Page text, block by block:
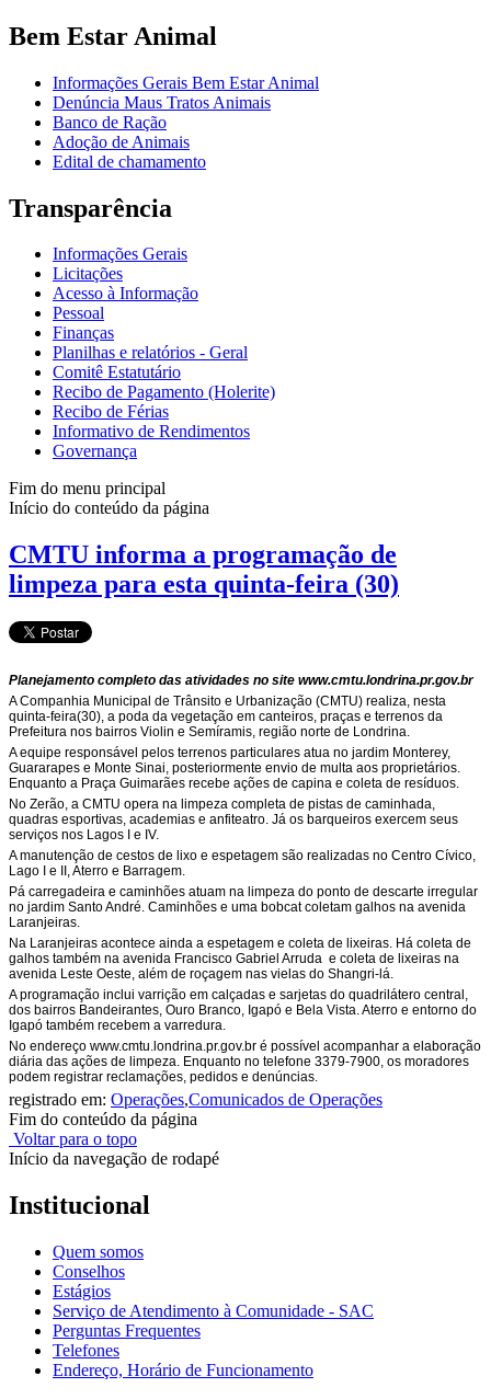
Bem Estar Animal
Informações Gerais Bem Estar Animal
Denúncia Maus Tratos Animais
Banco de Ração
Adoção de Animais
Edital de chamamento
Transparência
Informações Gerais
Licitações
Acesso à Informação
Pessoal
Finanças
Planilhas e relatórios - Geral
Comitê Estatutário
Recibo de Pagamento (Holerite)
Recibo de Férias
Informativo de Rendimentos
Governança
Fim do menu principal
Início do conteúdo da página
CMTU informa a programação de
limpeza para esta quinta-feira (30)
Planejamento completo das atividades no site www.cmtu.londrina.pr.gov.br
A Companhia Municipal de Trânsito e Urbanização (CMTU) realiza, nesta
quinta-feira(30), a poda da vegetação em canteiros, praças e terrenos da
Prefeitura nos bairros Violin e Semíramis, região norte de Londrina.
A equipe responsável pelos terrenos particulares atua no jardim Monterey,
Guararapes e Monte Sinai, posteriormente envio de multa aos proprietários.
Enquanto a Praça Guimarães recebe ações de capina e coleta de resíduos.
No Zerão, a CMTU opera na limpeza completa de pistas de caminhada,
quadras esportivas, academias e anfiteatro. Já os barqueiros exercem seus
serviços nos Lagos I e IV.
A manutenção de cestos de lixo e espetagem são realizadas no Centro Cívico,
Lago I e II, Aterro e Barragem.
Pá carregadeira e caminhões atuam na limpeza do ponto de descarte irregular
no jardim Santo André. Caminhões e uma bobcat coletam galhos na avenida
Laranjeiras.
Na Laranjeiras acontece ainda a espetagem e coleta de lixeiras. Há coleta de
galhos também na avenida Francisco Gabriel Arruda e coleta de lixeiras na
avenida Leste Oeste, além de roçagem nas vielas do Shangri-lá.
A programação inclui varrição em calçadas e sarjetas do quadrilátero central,
dos bairros Bandeirantes, Ouro Branco, Igapó e Bela Vista. Aterro e entorno do
Igapó também recebem a varredura.
No endereço www.cmtu.londrina.pr.gov.br é possível acompanhar a elaboração
diária das ações de limpeza. Enquanto no telefone 3379-7900, os moradores
podem registrar reclamações, pedidos e denúncias.
registrado em: Operações,Comunicados de Operações
Fim do conteúdo da página
Voltar para o topo
Início da navegação de rodapé
Institucional
Quem somos
Conselhos
Estágios
Serviço de Atendimento à Comunidade - SAC
Perguntas Frequentes
Telefones
Endereço, Horário de Funcionamento